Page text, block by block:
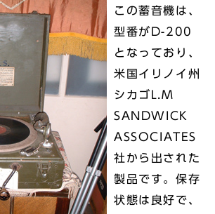
この蓄音機は、
型番がD-200
となっており、
米国イリノイ州
シカゴL.M
SANDWICK
ASSOCIATES
社から出された
製品です。保存
状態は良好で、